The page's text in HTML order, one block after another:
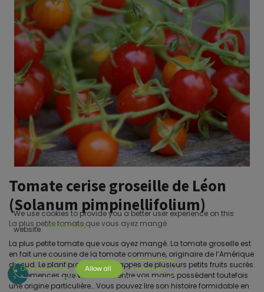
Tomate cerise groseille de Léon
(Solanum pimpinellifolium)
La plus petite tomate que vous ayez mangé
La plus petite tomate que vous ayez mangé. La tomate groseille est
en fait une cousine de la tomate commune, originaire de l’Amérique
du sud. Le plant produit des grappes de plusieurs petits fruits sucrés.
Les semences que vous tenez entre vos mains possèdent toutefois
une origine particulière… Vous pouvez lire son histoire formidable en
We use cookies to provide you a better user experience on this
website. Cookie Policy
Only essentials Allow all Customize